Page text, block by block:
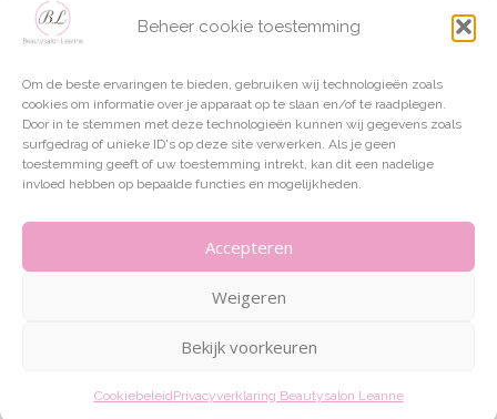
Beheer cookie toestemming
Om de beste ervaringen te bieden, gebruiken wij technologieën zoals
cookies om informatie over je apparaat op te slaan en/of te raadplegen.
Door in te stemmen met deze technologieën kunnen wij gegevens zoals
surfgedrag of unieke ID's op deze site verwerken. Als je geen
toestemming geeft of uw toestemming intrekt, kan dit een nadelige
invloed hebben op bepaalde functies en mogelijkheden.
Accepteren
Weigeren
Bekijk voorkeuren
CookiebeleidPrivacyverklaring Beautysalon Leanne
€35,95
TOEVOEGEN AAN WINKELWAGEN
ALGEMENE VOORWAARDEN – BEAUTYSALON LEANNE
COOKIEBELEID (EU)